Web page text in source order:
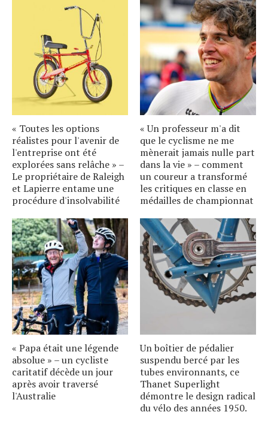
« Toutes les options
réalistes pour l'avenir de
l'entreprise ont été
explorées sans relâche » –
Le propriétaire de Raleigh
et Lapierre entame une
procédure d'insolvabilité
« Un professeur m'a dit
que le cyclisme ne me
mènerait jamais nulle part
dans la vie » – comment
un coureur a transformé
les critiques en classe en
médailles de championnat
« Papa était une légende
absolue » – un cycliste
caritatif décède un jour
après avoir traversé
l'Australie
Un boîtier de pédalier
suspendu bercé par les
tubes environnants, ce
Thanet Superlight
démontre le design radical
du vélo des années 1950.